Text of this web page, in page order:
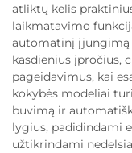
atliktų kelis
laikmatavimo
automatinį įjungimą
kasdienius įpročius,
pageidavimus, kai
kokybės modeliai
buvimą ir
lygius, padidindami
užtikrindami